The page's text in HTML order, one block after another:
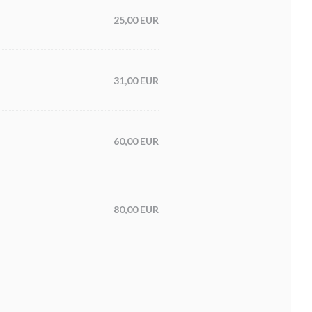
25,00 EUR
31,00 EUR
60,00 EUR
80,00 EUR